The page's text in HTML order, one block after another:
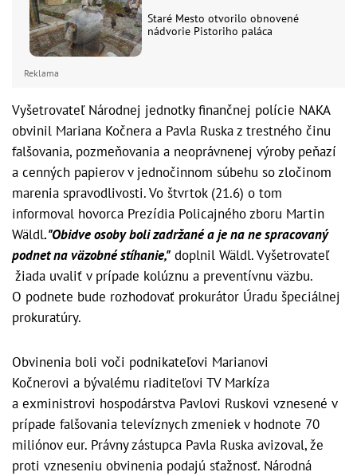
Staré Mesto otvorilo obnovené
nádvorie Pistoriho paláca
Reklama
Vyšetrovateľ Národnej jednotky finančnej polície NAKA
obvinil Mariana Kočnera a Pavla Ruska z trestného činu
falšovania, pozmeňovania a neoprávnenej výroby peňazí
a cenných papierov v jednočinnom súbehu so zločinom
marenia spravodlivosti. Vo štvrtok (21.6) o tom
informoval hovorca Prezídia Policajného zboru Martin
Wäldl. "Obidve osoby boli zadržané a je na ne spracovaný
podnet na väzobné stíhanie," doplnil Wäldl. Vyšetrovateľ
žiada uvaliť v prípade kolúznu a preventívnu väzbu.
O podnete bude rozhodovať prokurátor Úradu špeciálnej
prokuratúry.
Obvinenia boli voči podnikateľovi Marianovi
Kočnerovi a bývalému riaditeľovi TV Markíza
a exministrovi hospodárstva Pavlovi Ruskovi vznesené v
prípade falšovania televíznych zmeniek v hodnote 70
miliónov eur. Právny zástupca Pavla Ruska avizoval, že
proti vzneseniu obvinenia podajú sťažnosť. Národná